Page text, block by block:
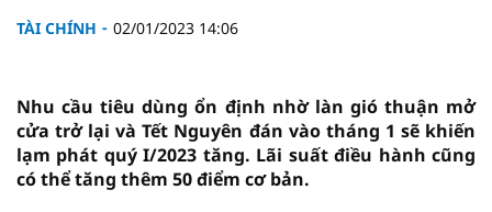
TÀI CHÍNH 02/01/2023 14:06
Nhu cầu tiêu dùng ổn định nhờ làn gió thuận mở
cửa trở lại và Tết Nguyên đán vào tháng 1 sẽ khiến
lạm phát quý I/2023 tăng. Lãi suất điều hành cũng
có thể tăng thêm 50 điểm cơ bản.